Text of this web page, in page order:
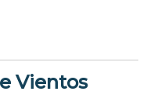
Vientos